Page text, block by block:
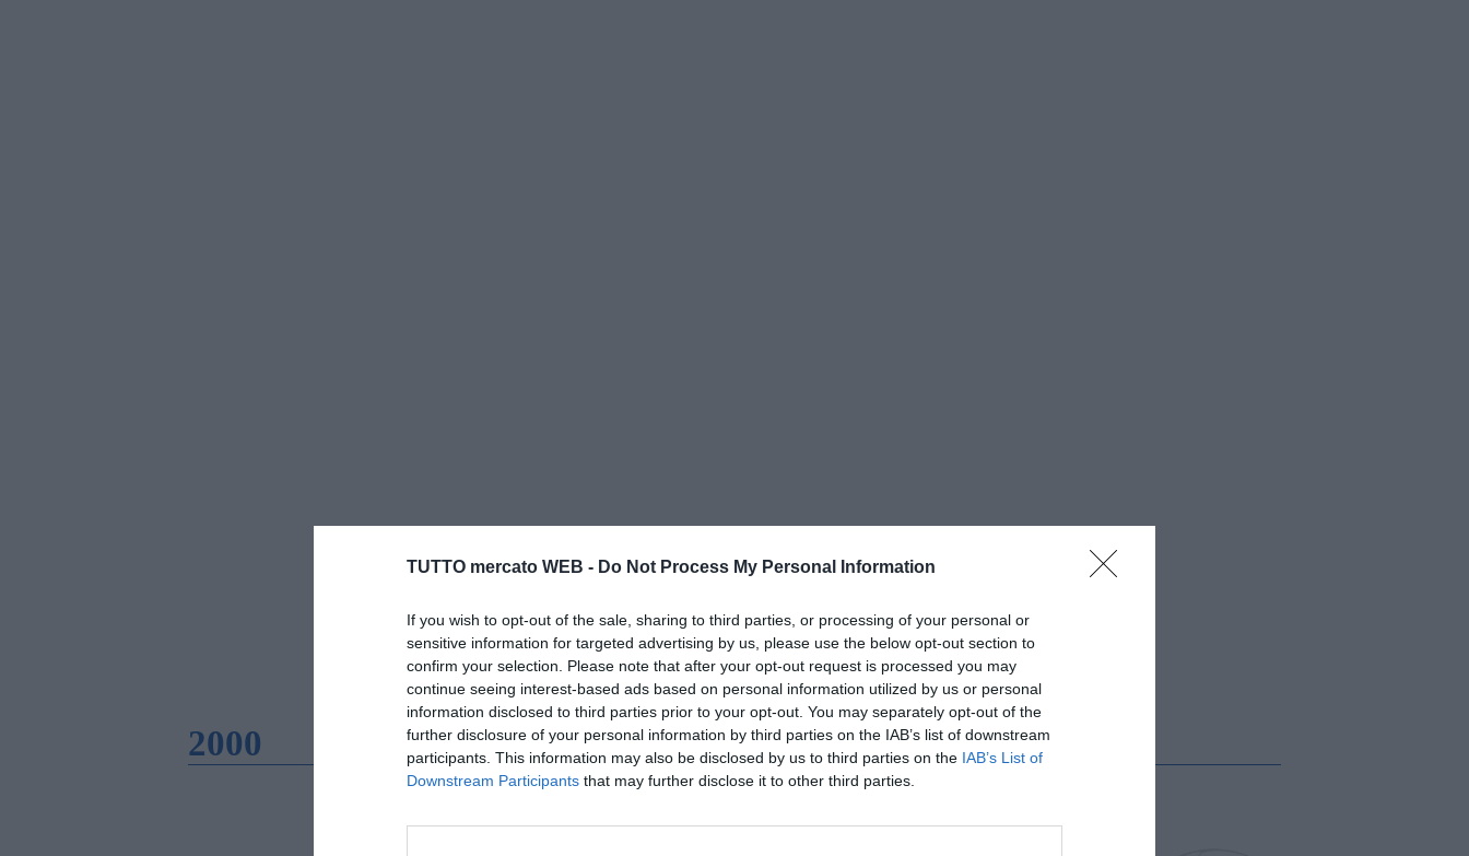
TUTTO mercato WEB - Do Not Process My Personal Information
If you wish to opt-out of the sale, sharing to third parties, or processing of your personal or
sensitive information for targeted advertising by us, please use the below opt-out section to
confirm your selection. Please note that after your opt-out request is processed you may
continue seeing interest-based ads based on personal information utilized by us or personal
information disclosed to third parties prior to your opt-out. You may separately opt-out of the
further disclosure of your personal information by third parties on the IAB’s list of downstream
participants. This information may also be disclosed by us to third parties on the IAB’s List of
Downstream Participants that may further disclose it to other third parties.
2000